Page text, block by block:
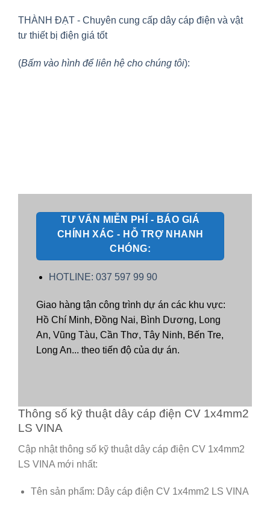
THÀNH ĐẠT - Chuyên cung cấp dây cáp điện và vật
tư thiết bị điện giá tốt
(Bấm vào hình để liên hệ cho chúng tôi):
TƯ VẤN MIỄN PHÍ - BÁO GIÁ
CHÍNH XÁC - HỖ TRỢ NHANH
CHÓNG:
HOTLINE: 037 597 99 90
Giao hàng tận công trình dự án các khu vực:
Hồ Chí Minh, Đồng Nai, Bình Dương, Long
An, Vũng Tàu, Cần Thơ, Tây Ninh, Bến Tre,
Long An... theo tiến độ của dự án.
Thông số kỹ thuật dây cáp điện CV 1x4mm2
LS VINA
Cập nhật thông số kỹ thuật dây cáp điện CV 1x4mm2
LS VINA mới nhất:
Tên sản phẩm: Dây cáp điện CV 1x4mm2 LS VINA